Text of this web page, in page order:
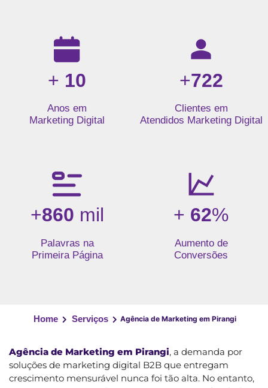
Resultados da nossa agência de marketing digital: mais
+ 10
Anos em
Marketing Digital
+722
Clientes em
Atendidos Marketing Digital
+860 mil
Palavras na
Primeira Página
+ 62%
Aumento de
Conversões
Home Serviços Agência de Marketing em Pirangi
Agência de Marketing em Pirangi, a demanda por
soluções de marketing digital B2B que entregam
crescimento mensurável nunca foi tão alta. No entanto,